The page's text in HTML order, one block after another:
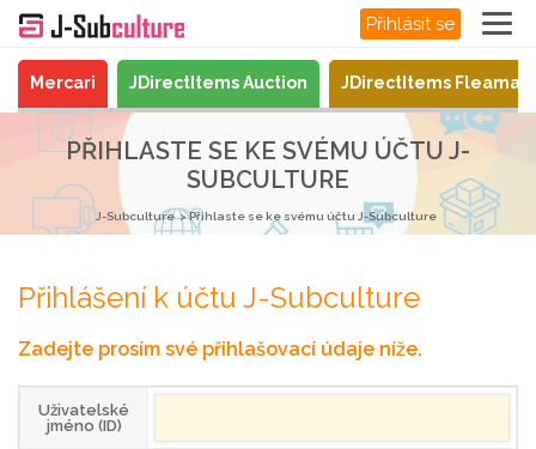
Přihlásit se
Mercari JDirectItems Auction JDirectItems
PŘIHLASTE SE KE SVÉMU ÚČTU J-
SUBCULTURE
J-Subculture Přihlaste se ke svému účtu J-Subculture
Přihlášení k účtu J-Subculture
Zadejte prosím své přihlašovací údaje níže.
Uživatelské
jméno (ID)